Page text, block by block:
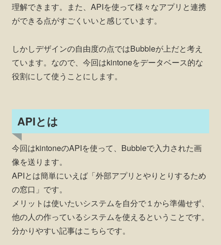
理解できます。また、APIを使って様々なアプリと連携
ができる点がすごくいいと感じています。
しかしデザインの自由度の点ではBubbleが上だと考え
ています。なので、今回はkintoneをデータベース的な
役割にして使うことにします。
APIとは
今回はkintoneのAPIを使って、Bubbleで入力された画
像を送ります。
APIとは簡単にいえば「外部アプリとやりとりするため
の窓口」です。
メリットは使いたいシステムを自分で１から準備せず、
他の人の作っているシステムを使えるということです。
分かりやすい記事はこちらです。